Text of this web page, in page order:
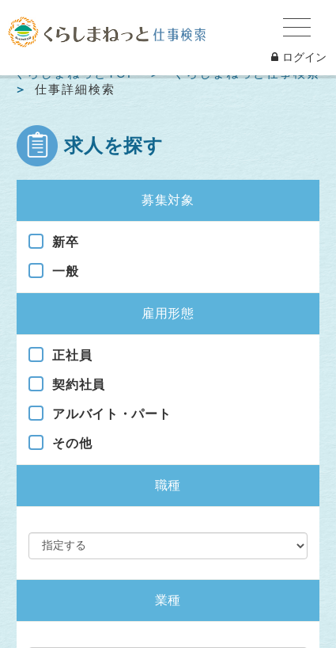
ログイン
くらしまねっとTOP
くらしまねっと仕事検索
仕事詳細検索
求人を探す
募集対象
新卒
一般
雇用形態
正社員
契約社員
アルバイト・パート
その他
職種
業種